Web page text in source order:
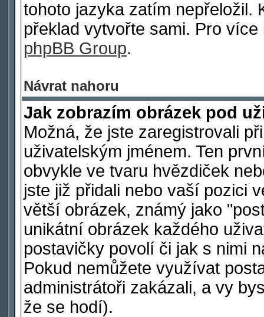
tohoto jazyka zatím nepřeložil.
překlad vytvořte sami. Pro
phpBB Group.
Návrat nahoru
Jak zobrazím obrázek pod
Možná, že jste zaregistrovali
uživatelským jménem. Ten
obvykle ve tvaru hvězdiček
jste již přidali nebo vaší pozici
větší obrázek, známý jako
unikátní obrázek každého
postavičky povolí či jak s nimi
Pokud nemůžete využívat
administrátoři zakázali, a vy
že se hodí).